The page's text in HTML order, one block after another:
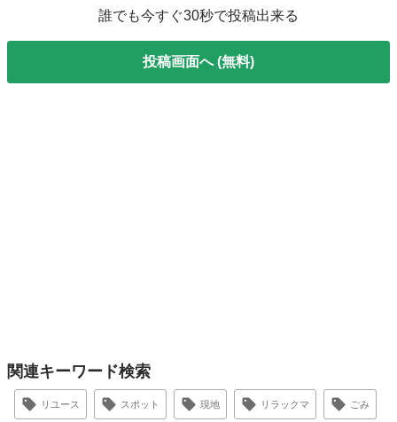
誰でも今すぐ30秒で投稿出来る
投稿画面へ (無料)
関連キーワード検索
リユース スポット 現地 リラックマ ごみ